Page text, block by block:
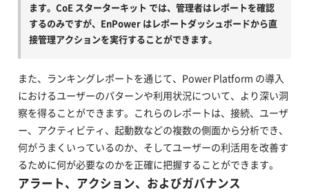
ます。CoE スターターキット では、管理者はレポートを確認
するのみですが、EnPower はレポートダッシュボードから直
接管理アクションを実行することができます。
また、ランキングレポートを通じて、Power Platform の導入
におけるユーザーのパターンや利用状況について、より深い洞
察を得ることができます。これらのレポートは、接続、ユーザ
ー、アクティビティ、起動数などの複数の側面から分析でき、
何がうまくいっているのか、そしてユーザーの利活用を改善す
るために何が必要なのかを正確に把握することができます。
アラート、アクション、およびガバナンス